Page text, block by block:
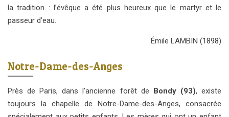
la tradition : l’évêque a été plus heureux que le martyr et le
passeur d’eau.
Émile LAMBIN (1898)
Notre-Dame-des-Anges
Près de Paris, dans l’ancienne forêt de Bondy (93), existe
toujours la chapelle de Notre-Dame-des-Anges, consacrée